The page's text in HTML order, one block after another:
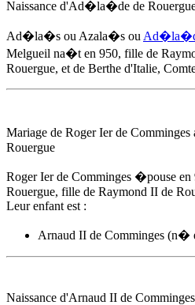
Naissance d'Ad�la�de de
Ad�la�s ou Azala�s ou
Melgueil na�t en 950, fille de
Rouergue, et de Berthe d'Italie,
Mariage de Roger Ier de Comminges
Rouergue
Roger Ier de Comminges �pouse en
Rouergue, fille de Raymond II de
Leur enfant est :
Arnaud II de Comminges (n�
Naissance d'Arnaud II de Comminges